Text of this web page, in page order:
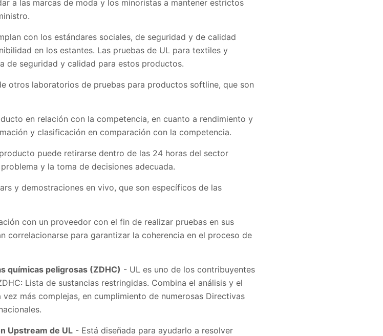
a las marcas de moda y los minoristas a mantener estrictos
con los estándares sociales, de seguridad y de calidad
en los estantes. Las pruebas de UL para textiles y
de seguridad y calidad para estos productos.
otros laboratorios de pruebas para productos softline, que son
en relación con la competencia, en cuanto a rendimiento y
y clasificación en comparación con la competencia.
puede retirarse dentro de las 24 horas del sector
y la toma de decisiones adecuada.
y demostraciones en vivo, que son específicos de las
con un proveedor con el fin de realizar pruebas en sus
correlacionarse para garantizar la coherencia en el proceso de
químicas peligrosas (ZDHC) - UL es uno de los contribuyentes
Lista de sustancias restringidas. Combina el análisis y el
más complejas, en cumplimiento de numerosas Directivas
Upstream de UL - Está diseñada para ayudarlo a resolver